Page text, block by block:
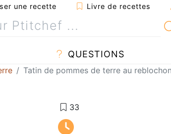
une recette Livre de recettes
QUESTIONS
Tatin de pommes de terre au reblochon